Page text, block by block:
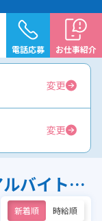
電話応募 お仕事紹介
変更
変更
札幌市中央区・パート・アルバイトのオフィスワーク求人
新着順 時給順